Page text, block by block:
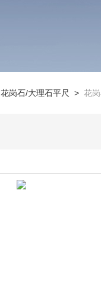
花岗石/大理石平尺 > 花